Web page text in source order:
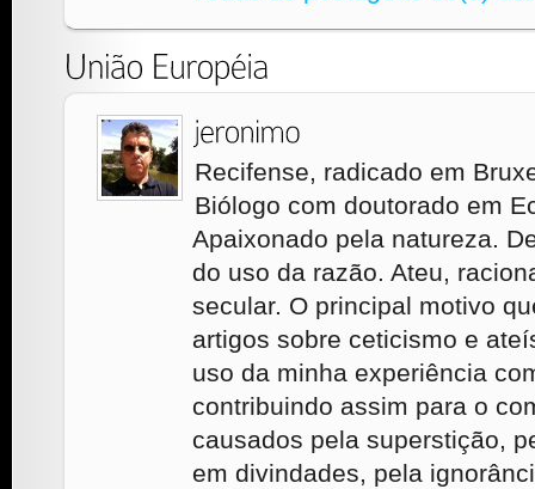
Recifense, radicado em
Biólogo com doutorado em
Apaixonado pela natureza.
do uso da razão. Ateu,
secular. O principal motivo
artigos sobre ceticismo e
uso da minha experiência
contribuindo assim para o
causados pela superstição,
em divindades, pela